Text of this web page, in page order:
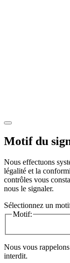
Motif du
Nous effectuons
légalité et la
contrôles vous
nous le signaler.
Sélectionnez un
Motif:
Nous vous
interdit.